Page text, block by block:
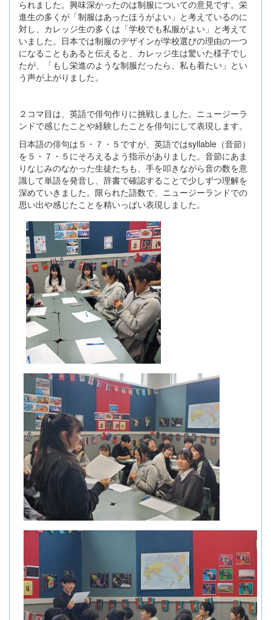
られました。興味深かったのは制服についての意見です。栄
進生の多くが「制服はあったほうがよい」と考えているのに
対し、カレッジ生の多くは「学校でも私服がよい」と考えて
いました。日本では制服のデザインが学校選びの理由の一つ
になることもあると伝えると、カレッジ生は驚いた様子でし
たが、「もし栄進のような制服だったら、私も着たい」とい
う声が上がりました。
２コマ目は、英語で俳句作りに挑戦しました。ニュージーラ
ンドで感じたことや経験したことを俳句にして表現します。
日本語の俳句は５・７・５ですが、英語ではsyllable（音節）
を５・７・５にそろえるよう指示がありました。音節にあま
りなじみのなかった生徒たちも、手を叩きながら音の数を意
識して単語を発音し、辞書で確認することで少しずつ理解を
深めていきました。限られた語数で、ニュージーランドでの
思い出や感じたことを精いっぱい表現しました。